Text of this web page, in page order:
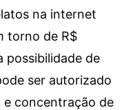
na internet
torno de R$
possibilidade de
ser autorizado
concentração de